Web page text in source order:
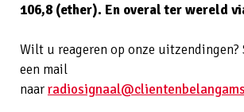
106,8 (ether). En overal ter wereld
Wilt u reageren op onze
een mail
naar